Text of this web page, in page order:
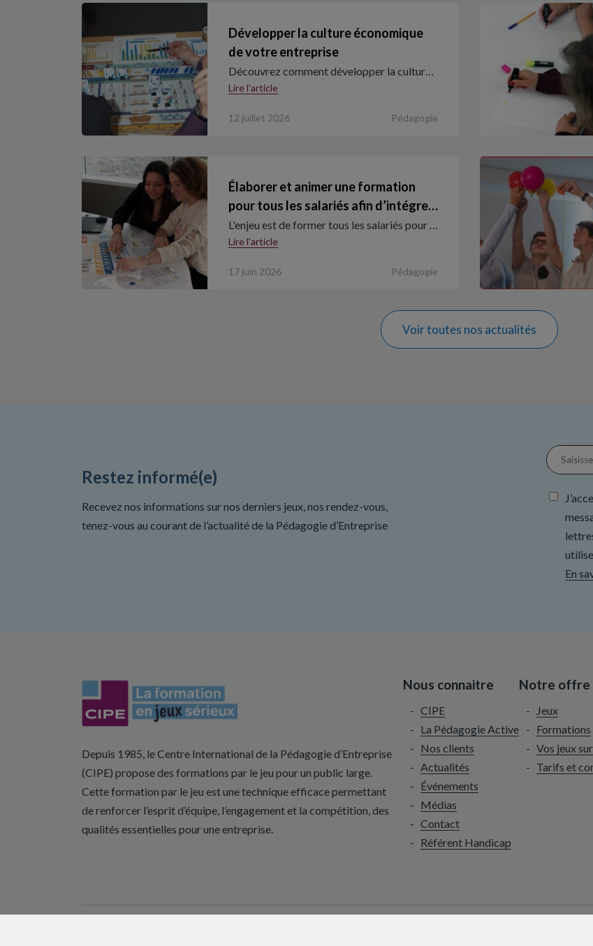
Développer la culture économique
de votre entreprise
Découvrez comment développer la cultur…
Lire l'article
12 juillet 2026 Pédagogie
Élaborer et animer une formation
pour tous les salariés afin d’intégre…
L'enjeu est de former tous les salariés pour …
Lire l'article
17 juin 2026 Pédagogie
Voir toutes nos actualités
Restez informé(e)
Recevez nos informations sur nos derniers jeux, nos rendez-vous,
tenez-vous au courant de l’actualité de la Pédagogie d’Entreprise
En
Depuis 1985, le Centre International de la Pédagogie d’Entreprise
(CIPE) propose des formations par le jeu pour un public large.
Cette formation par le jeu est une technique efficace permettant
de renforcer l’esprit d’équipe, l’engagement et la compétition, des
qualités essentielles pour une entreprise.
Nous connaitre
CIPE
La Pédagogie Active
Nos clients
Actualités
Événements
Médias
Contact
Référent Handicap
Notre offre
Jeux
Formations
Vos jeux
Tarifs et